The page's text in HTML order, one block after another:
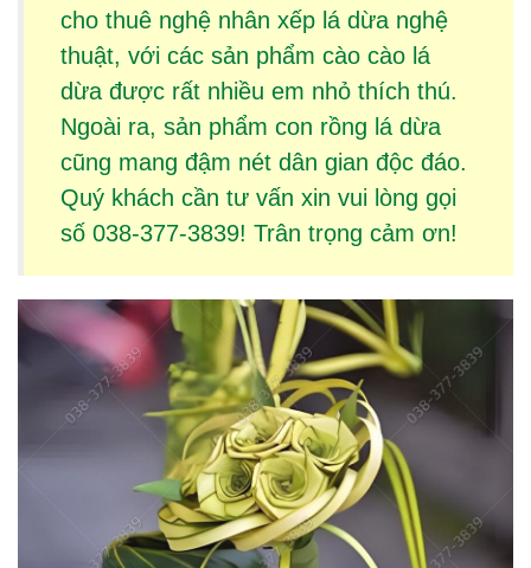
cho thuê nghệ nhân xếp lá dừanghệ
thuật, với các sản phẩm cào cào lá
dừađược rất nhiều em nhỏ thích thú.
Ngoài ra, sản phẩm con rồng lá dừa
cũng mang đậm nét dân gian độc đáo.
Quý khách cần tư vấn xin vui lòng gọi
số 038-377-3839! Trân trọng cảm ơn!